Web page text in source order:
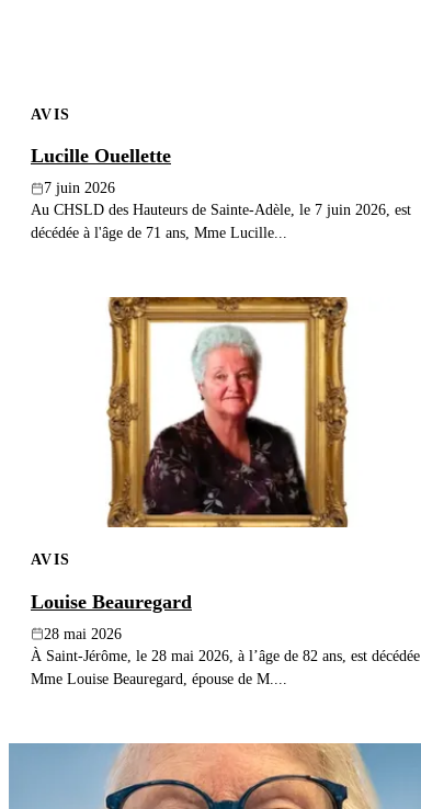
AVIS
Lucille Ouellette
7 juin 2026
Au CHSLD des Hauteurs de Sainte-Adèle, le 7 juin 2026, est
décédée à l'âge de 71 ans, Mme Lucille...
AVIS
Louise Beauregard
28 mai 2026
À Saint-Jérôme, le 28 mai 2026, à l’âge de 82 ans, est décédée
Mme Louise Beauregard, épouse de M....